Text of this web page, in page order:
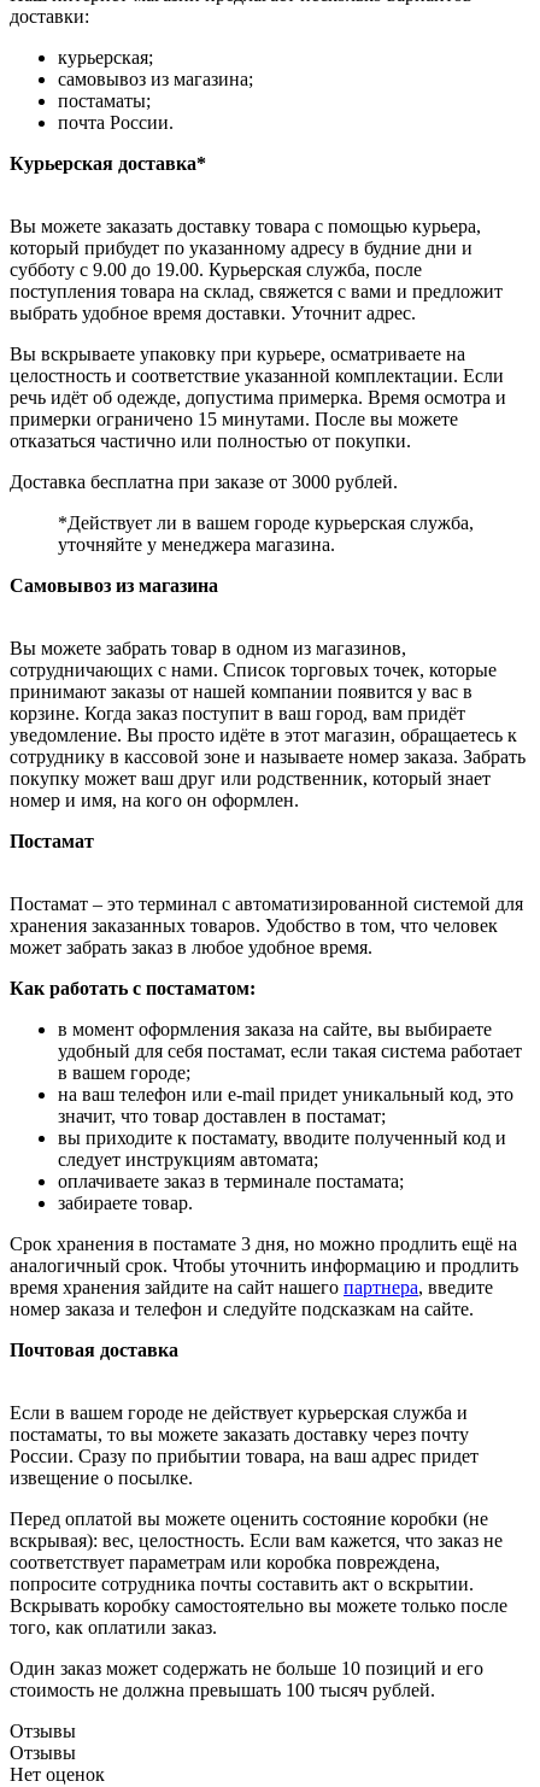
доставки:
курьерская;
самовывоз из магазина;
постаматы;
почта России.
Курьерская доставка*
Вы можете заказать доставку товара с помощью курьера,
который прибудет по указанному адресу в будние дни и
субботу с 9.00 до 19.00. Курьерская служба, после
поступления товара на склад, свяжется с вами и предложит
выбрать удобное время доставки. Уточнит адрес.
Вы вскрываете упаковку при курьере, осматриваете на
целостность и соответствие указанной комплектации. Если
речь идёт об одежде, допустима примерка. Время осмотра и
примерки ограничено 15 минутами. После вы можете
отказаться частично или полностью от покупки.
Доставка бесплатна при заказе от 3000 рублей.
*Действует ли в вашем городе курьерская служба,
уточняйте у менеджера магазина.
Самовывоз из магазина
Вы можете забрать товар в одном из магазинов,
сотрудничающих с нами. Список торговых точек, которые
принимают заказы от нашей компании появится у вас в
корзине. Когда заказ поступит в ваш город, вам придёт
уведомление. Вы просто идёте в этот магазин, обращаетесь к
сотруднику в кассовой зоне и называете номер заказа. Забрать
покупку может ваш друг или родственник, который знает
номер и имя, на кого он оформлен.
Постамат
Постамат – это терминал с автоматизированной системой для
хранения заказанных товаров. Удобство в том, что человек
может забрать заказ в любое удобное время.
Как работать с постаматом:
в момент оформления заказа на сайте, вы выбираете
удобный для себя постамат, если такая система работает
в вашем городе;
на ваш телефон или e-mail придет уникальный код, это
значит, что товар доставлен в постамат;
вы приходите к постамату, вводите полученный код и
следует инструкциям автомата;
оплачиваете заказ в терминале постамата;
забираете товар.
Срок хранения в постамате 3 дня, но можно продлить ещё на
аналогичный срок. Чтобы уточнить информацию и продлить
время хранения зайдите на сайт нашего партнера, введите
номер заказа и телефон и следуйте подсказкам на сайте.
Почтовая доставка
Если в вашем городе не действует курьерская служба и
постаматы, то вы можете заказать доставку через почту
России. Сразу по прибытии товара, на ваш адрес придет
извещение о посылке.
Перед оплатой вы можете оценить состояние коробки (не
вскрывая): вес, целостность. Если вам кажется, что заказ не
соответствует параметрам или коробка повреждена,
попросите сотрудника почты составить акт о вскрытии.
Вскрывать коробку самостоятельно вы можете только после
того, как оплатили заказ.
Один заказ может содержать не больше 10 позиций и его
стоимость не должна превышать 100 тысяч рублей.
Отзывы
Отзывы
Нет оценок